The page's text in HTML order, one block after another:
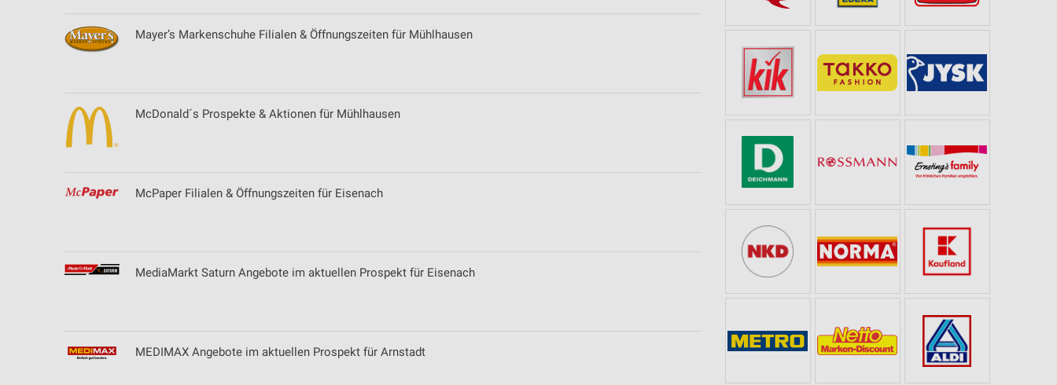
Mayer’s Markenschuhe Filialen & Öffnungszeiten für Mühlhausen
McDonald´s Prospekte & Aktionen für Mühlhausen
McPaper Filialen & Öffnungszeiten für Eisenach
MediaMarkt Saturn Angebote im aktuellen Prospekt für Eisenach
MEDIMAX Angebote im aktuellen Prospekt für Arnstadt